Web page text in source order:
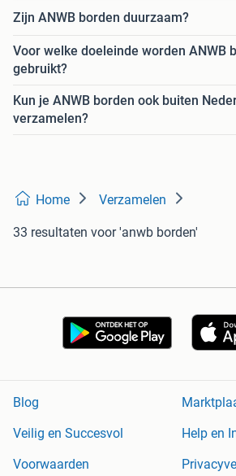
Zijn ANWB borden duurzaam?
Voor welke doeleinde worden ANWB
gebruikt?
Kun je ANWB borden ook buiten
verzamelen?
Home Verzamelen
33 resultaten voor 'anwb borden'
Blog
Veilig en Succesvol
Help en
Voorwaarden